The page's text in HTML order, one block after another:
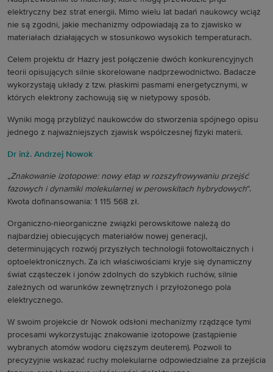
elektryczny bez strat energii. Mimo wielu lat badań naukowcy wciąż
nie są zgodni, jakie mechanizmy odpowiadają za to zjawisko w
materiałach działających w stosunkowo wysokich temperaturach.
Celem projektu dr Hazry jest połączenie dwóch konkurencyjnych
teorii opisujących silnie skorelowane nadprzewodnictwo. Badacze
wykorzystają układy z tzw. płaskimi pasmami energetycznymi, w
których elektrony zachowują się w nietypowy sposób.
Wyniki mogą przybliżyć naukowców do stworzenia spójnego opisu
jednego z najważniejszych zjawisk współczesnej fizyki materii.
Dr inż. Andrzej Nowok
„Znakowanie izotopowe: nowy etap w rozszyfrowywaniu przejść
fazowych i dynamiki molekularnej w perowskitach hybrydowych”.
Kwota dofinansowania: 1 115 568 zł.
Organiczno-nieorganiczne związki perowskitowe należą do
najbardziej obiecujących materiałów nowej generacji,
determinujących rozwój przyszłych technologii fotowoltaicznych i
optoelektronicznych. Za ich właściwościami kryje się dynamiczny
świat cząsteczek i jonów zdolnych do szybkich ruchów, silnie
zależnych od warunków zewnętrznych i przyłożonego pola
elektrycznego.
W swoim projekcie dr Nowok odsłoni mechanizmy rządzące tymi
procesami wykorzystując znakowanie izotopowe (zastąpienie
wybranych atomów wodoru cięższym deuterem). Pozwoli to
precyzyjnie wskazać ruchy molekularne odpowiedzialne za przejścia